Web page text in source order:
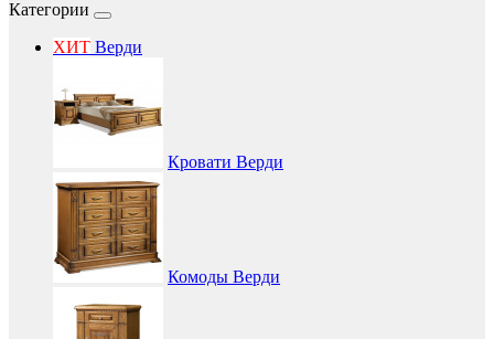
Категории
ХИТ Верди
Кровати Верди
Комоды Верди